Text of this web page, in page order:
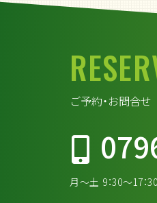
ご予約・お問合せ
月～土 9：30～17：